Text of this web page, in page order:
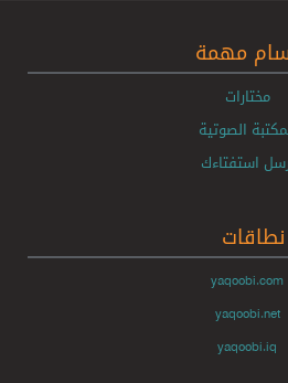
مهمة
مختارات
الصوتية
استفتاءك
نطاقات
yaqoobi.com
yaqoobi.net
yaqoobi.iq